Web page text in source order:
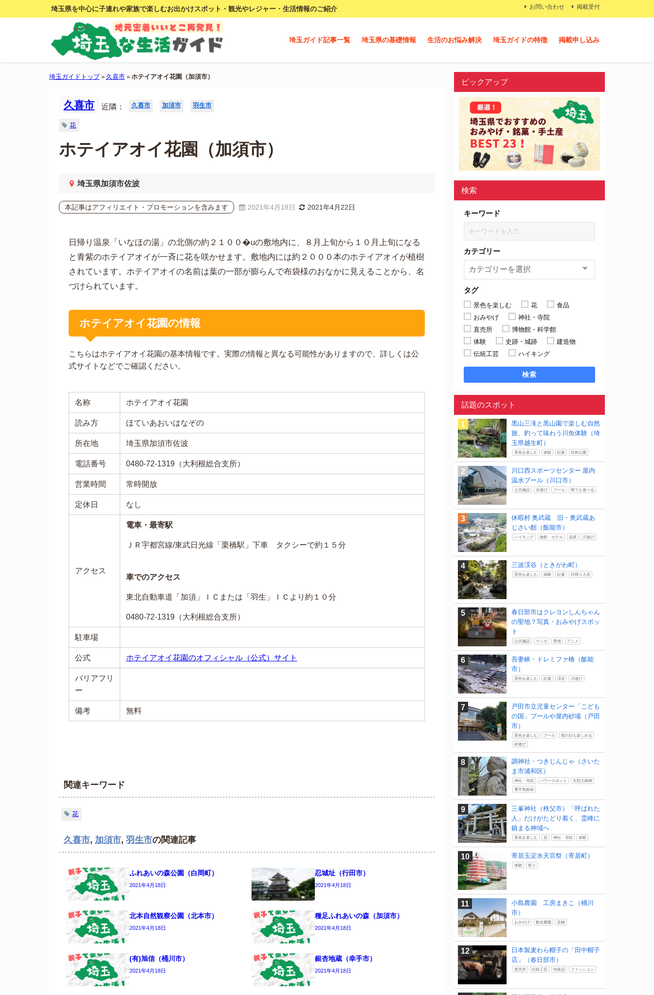
埼玉県を中心に子連れや家族で楽しむお出かけスポット・観光やレジャー・生活情報のご紹介 お問い合わせ 掲載受付
埼玉ガイド記事一覧 埼玉県の基礎情報 生活のお悩み解決 埼玉ガイドの特徴 掲載申し込み
埼玉ガイドトップ» 久喜市» ホテイアオイ花園（加須市）
久喜市 近隣： 久喜市 加須市 羽生市
花
ホテイアオイ花園（加須市）
埼玉県加須市佐波
本記事はアフィリエイト・プロモーションを含みます 2021年4月18日 2021年4月22日
日帰り温泉「いなほの湯」の北側の約２１００�uの敷地内に、８月上旬から１０月上旬になる
と青紫のホテイアオイが一斉に花を咲かせます。敷地内には約２０００本のホテイアオイが植樹
されています。ホテイアオイの名前は葉の一部が膨らんで布袋様のおなかに見えることから、名
づけられています。
ホテイアオイ花園の情報
こちらはホテイアオイ花園の基本情報です。実際の情報と異なる可能性がありますので、詳しくは公
式サイトなどでご確認ください。
名称 ホテイアオイ花園
読み方 ほていあおいはなぞの
所在地 埼玉県加須市佐波
電話番号 0480-72-1319（大利根総合支所）
営業時間 常時開放
定休日 なし
アクセス
電車・最寄駅
ＪＲ宇都宮線/東武日光線「栗橋駅」下車 タクシーで約１５分
車でのアクセス
東北自動車道「加須」ＩＣまたは「羽生」ＩＣより約１０分
0480-72-1319（大利根総合支所）
駐車場
公式 ホテイアオイ花園のオフィシャル（公式）サイト
バリアフリ
ー
備考 無料
関連キーワード
花
久喜市, 加須市, 羽生市の関連記事
ふれあいの森公園（白岡町）
2021年4月18日
忍城址（行田市）
2021年4月18日
北本自然観察公園（北本市）
2021年4月18日
種足ふれあいの森（加須市）
2021年4月18日
(有)旭信（桶川市）
2021年4月18日
銀杏地蔵（幸手市）
2021年4月18日
ピックアップ
検索
キーワード
カテゴリー
タグ
景色を楽しむ 花
食品
おみやげ
神社・寺院
直売所
博物館・科学館
体験
史跡・城跡
建造物
伝統工芸
ハイキング
検索
話題のスポット
黒山三滝と黒山園で楽しむ自然
旅、釣って味わう川魚体験（埼
玉県越生町）
景色を楽しむ 体験 紅葉 自然公園
川口西スポーツセンター 屋内
温水プール（川口市）
公共施設 水遊び プール 雨でも遊べる
休暇村 奥武蔵 旧・奥武蔵あ
じさい館（飯能市）
ハイキング 旅館・ホテル 温泉 川遊び
三波渓谷（ときがわ町）
景色を楽しむ 体験 紅葉 日帰り入浴
春日部市はクレヨンしんちゃん
の聖地？写真・おみやげスポッ
ト
公共施設 マンガ 聖地 アニメ
吾妻峡・ドレミファ橋（飯能
市）
景色を楽しむ 紅葉 渓谷 川遊び
戸田市立児童センター「こども
の国」プールや屋内砂場（戸田
市）
景色を楽しむ プール 雨の日も楽しめる
砂遊び
調神社・つきじんじゃ（さいた
ま市浦和区）
神社・寺院 パワースポット 天照大御神
豊宇気姫命
三峯神社（秩父市）「呼ばれた
人」だけがたどり着く、霊峰に
鎮まる神域へ
景色を楽しむ 花 神社・寺院 体験
寄居玉淀水天宮祭（寄居町）
体験 祭り
小島農園 工房まきこ（桶川
市）
おみやげ 観光農園 染物
日本製麦わら帽子の「田中帽子
店」（春日部市）
直売所 伝統工芸 特産品 ファッション